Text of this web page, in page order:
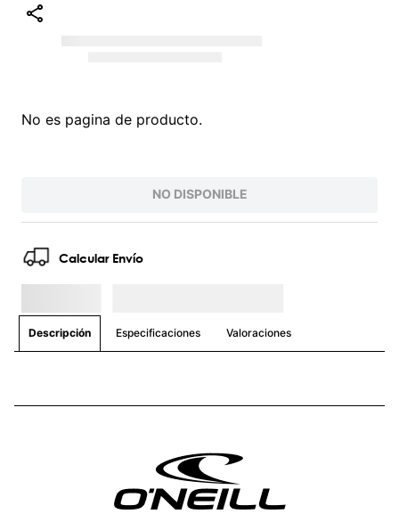
No es pagina de producto.
NO DISPONIBLE
Calcular Envío
Descripción Especificaciones Valoraciones